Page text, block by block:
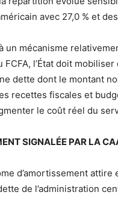
avec 27,0 % et
mécanisme
l’État doit
dette dont le montant
recettes fiscales et
le coût réel du
SIGNALÉE PAR LA
d’amortissement attire
de l’administration